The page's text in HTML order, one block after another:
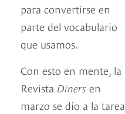
para convertirse en
parte del vocabulario
que usamos.
Con esto en mente, la
Revista Diners en
marzo se dio a la tarea